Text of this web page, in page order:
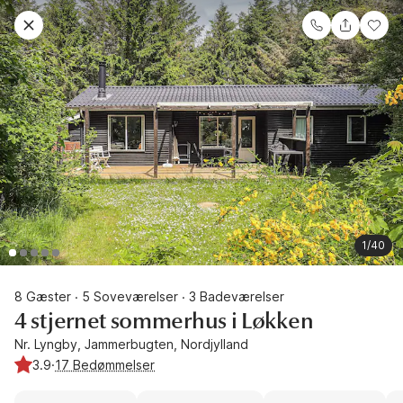
1/40
8 Gæster · 5 Soveværelser · 3 Badeværelser
4 stjernet sommerhus i Løkken
Nr. Lyngby, Jammerbugten, Nordjylland
3.9·17 Bedømmelser